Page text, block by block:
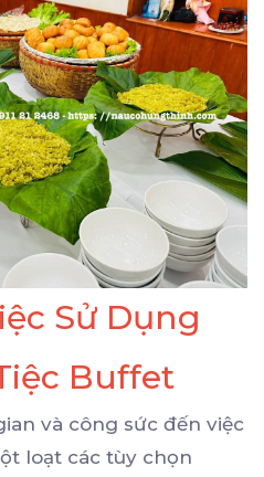
Sử Dụng
Buffet
và công sức đến việc
loạt các tùy chọn